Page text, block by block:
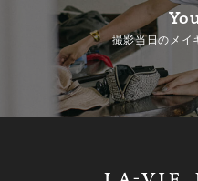
撮影当日のメイ